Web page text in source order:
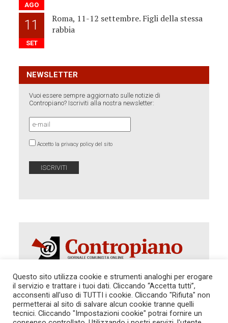
AGO
11
SET
Roma, 11-12 settembre. Figli della stessa
rabbia
NEWSLETTER
Vuoi essere sempre aggiornato sulle notizie di
Contropiano? Iscriviti alla nostra newsletter:
Accetto la privacy policy del sito
Autorizzazione del Tribunale di Roma 286 del 31
dicembre 2014. Direttore Responsabile: Sergio
Cararo. Indirizzo: V.Casalbruciato 27- sc. B - 00159
Questo sito utilizza cookie e strumenti analoghi per erogare
il servizio e trattare i tuoi dati. Cliccando “Accetta tutti”,
acconsenti all'uso di TUTTI i cookie. Cliccando "Rifiuta" non
permetterai al sito di salvare alcun cookie tranne quelli
tecnici. Cliccando "Impostazioni cookie" potrai fornire un